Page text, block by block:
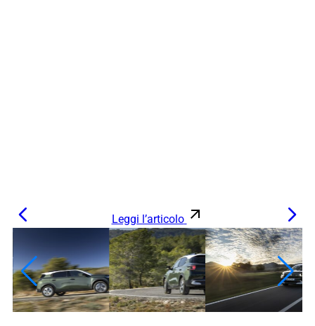
Leggi l’articolo